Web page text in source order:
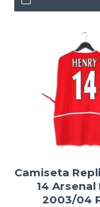
Camiseta
14 Arsenal
2003/04